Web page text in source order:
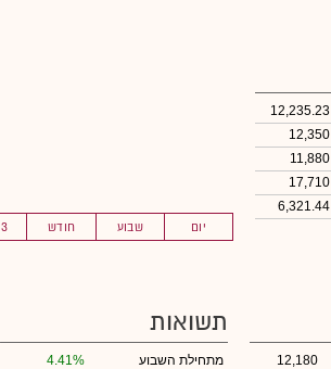
יום שבוע חודש 3 חוד'
12,235.23
12,350
11,880
17,710
6,321.44
12,180
תשואות
מתחילת השבוע
4.41%